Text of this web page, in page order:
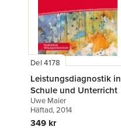
Del 4178
Leistungsdiagnostik in
Schule und Unterricht
Uwe Maier
Häftad, 2014
349 kr